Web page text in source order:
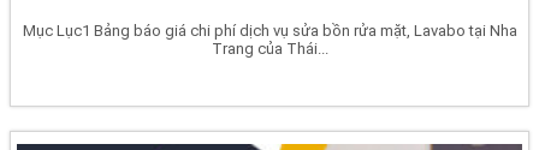
Mục Lục1 Bảng báo giá chi phí dịch vụ sửa bồn rửa mặt, Lavabo tại Nha
Trang của Thái...